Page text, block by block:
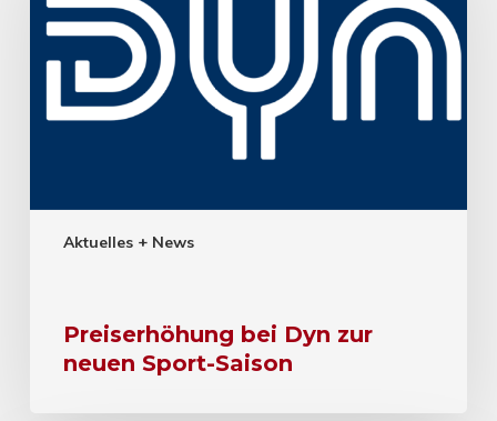
Aktuelles + News
Preiserhöhung bei Dyn zur
neuen Sport-Saison